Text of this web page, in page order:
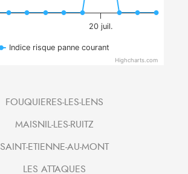
20 juil.
Indice risque panne courant
Highcharts.com
FOUQUIERES-LES-LENS
MAISNIL-LES-RUITZ
SAINT-ETIENNE-AU-MONT
LES ATTAQUES